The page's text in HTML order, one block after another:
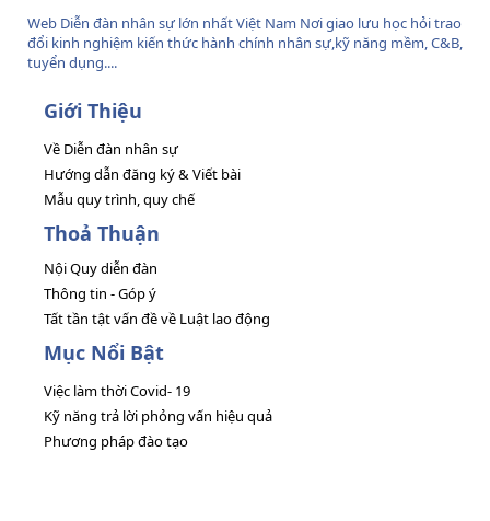
Web Diễn đàn nhân sự lớn nhất Việt Nam Nơi giao lưu học hỏi trao
đổi kinh nghiệm kiến thức hành chính nhân sự,kỹ năng mềm, C&B,
tuyển dụng....
Giới Thiệu
Về Diễn đàn nhân sự
Hướng dẫn đăng ký & Viết bài
Mẫu quy trình, quy chế
Thoả Thuận
Nội Quy diễn đàn
Thông tin - Góp ý
Tất tần tật vấn đề về Luật lao động
Mục Nổi Bật
Việc làm thời Covid- 19
Kỹ năng trả lời phỏng vấn hiệu quả
Phương pháp đào tạo